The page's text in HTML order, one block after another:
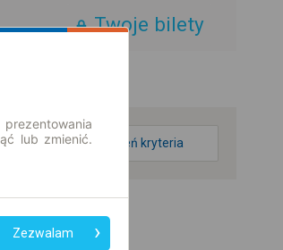
Twoje bilety
zmień kryteria
lub zmienić.
Zezwalam